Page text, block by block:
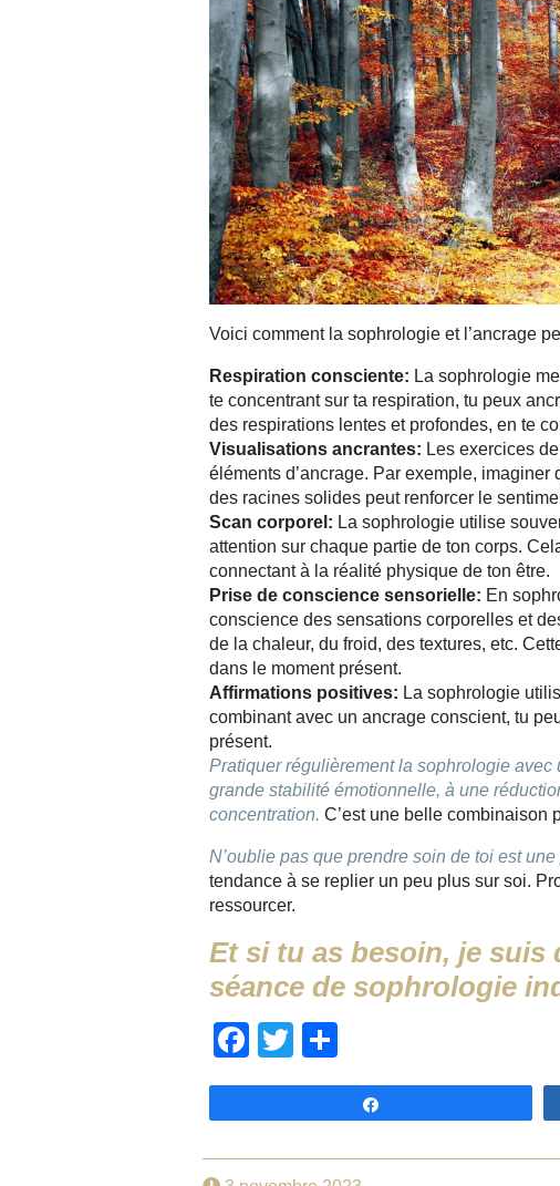
Voici comment la sophrologie et l’ancrage
Respiration consciente: La sophrologie
te concentrant sur ta respiration, tu peux
des respirations lentes et profondes, en te
Visualisations ancrantes: Les exercices
éléments d’ancrage. Par exemple,
des racines solides peut renforcer le
Scan corporel: La sophrologie utilise
attention sur chaque partie de ton corps.
connectant à la réalité physique de ton être.
Prise de conscience sensorielle: En
conscience des sensations corporelles et
de la chaleur, du froid, des textures, etc.
dans le moment présent.
Affirmations positives: La sophrologie
combinant avec un ancrage conscient, tu
présent.
Pratiquer régulièrement la sophrologie avec
grande stabilité émotionnelle, à une
concentration.C’est une belle combinaison
N’oublie pas que prendre soin de toi est
tendance à se replier un peu plus sur soi.
ressourcer.
Et si tu as besoin, je
séance de sophrologie
Facebook
Twitter